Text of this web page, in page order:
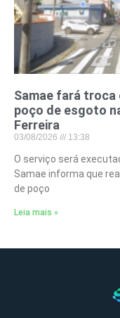
Samae fará troca
poço de esgoto
Ferreira
03/08/2026 13:38
O serviço será
Samae informa que
de poço
Leia mais »